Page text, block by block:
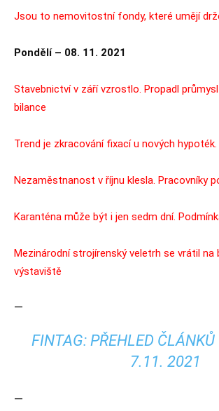
Jsou to nemovitostní fondy, které umějí
Pondělí – 08. 11. 2021
Stavebnictví v září vzrostlo. Propadl
bilance
Trend je zkracování fixací u nových
Nezaměstnanost v říjnu klesla. Pracovníky
Karanténa může být i jen sedm dní.
Mezinárodní strojírenský veletrh se vrátil na
výstaviště
—
FINTAG: PŘEHLED
7.11. 2021
—